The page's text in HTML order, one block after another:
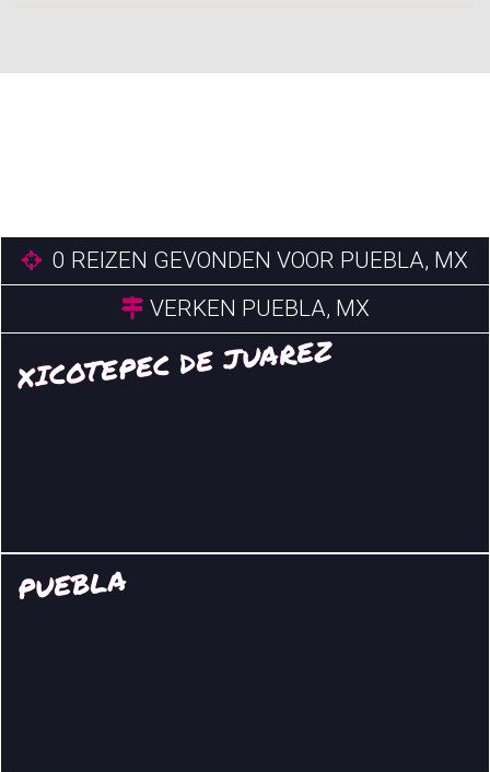
0 REIZEN GEVONDEN VOOR PUEBLA, MX
VERKEN PUEBLA, MX
XICOTEPEC DE JUAREZ
PUEBLA